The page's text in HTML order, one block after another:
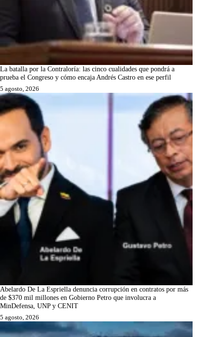
La batalla por la Contraloría: las cinco cualidades que pondrá a
prueba el Congreso y cómo encaja Andrés Castro en ese perfil
5 agosto, 2026
Abelardo De La Espriella denuncia corrupción en contratos por más
de $370 mil millones en Gobierno Petro que involucra a
MinDefensa, UNP y CENIT
5 agosto, 2026